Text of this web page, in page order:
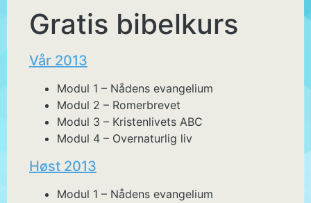
Gratis bibelkurs
Vår 2013
Modul 1 – Nådens evangelium
Modul 2 – Romerbrevet
Modul 3 – Kristenlivets ABC
Modul 4 – Overnaturlig liv
Høst 2013
Modul 1 – Nådens evangelium